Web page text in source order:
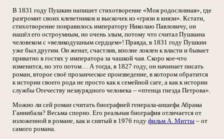
В 1831 году Пушкин напишет стихотворение «Моя родословная», где
разгромит своих клеветников и выскочек из «грязи в князи». Кстати,
стихотворение понравилось императору Николаю Павловичу, он
нашёл его остроумным, но очень злым, потому что считал Пушкина
человеком с «великодушным сердцем»! Правда, в 1831 году Пушкин
уже был другим. Он женат, счастлив, вполне лоялен к власти и бывает
приватно в гостях у императора за чашкой чая. Скоро кое-что
изменится, но это потом… А тогда, в 1827 году, он начинает писать
роман, второе своё прозаическое произведение, в котором обратится
к истории своего рода не просто как к семейной саге, а как к истории
службы Отечеству незаурядного человека – «птенца гнезда Петрова».
Можно ли сей роман считать биографией генерала-аншефа Абрама
Ганнибала? Весьма спорно. Его реальная биография отличается от
изложенной в романе, как и снятый в 1976 году фильм А. Митты – от
самого романа.